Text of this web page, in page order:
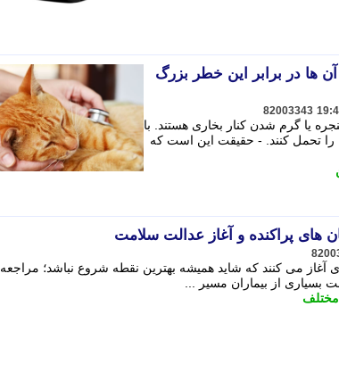
ها در برابر این خطر بزرگ
82003343
یا گرم شدن کنار بخاری هستند. با
را تحمل کنند. - حقیقت این است که
های پراکنده و آغاز عدالت سلامت
می کنند که شاید همیشه بهترین نقطه شروع نباشد؛ مراجعه
بسیاری از بیماران مسیر ...
مختلف